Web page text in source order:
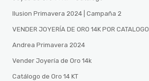
Ilusion Primavera 2024 | Campaña 2
VENDER JOYERÍA DE ORO 14K POR CATALOGO
Andrea Primavera 2024
Vender Joyería de Oro 14k
Catálogo de Oro 14 KT